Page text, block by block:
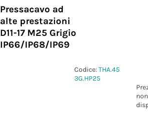
Pressacavo ad
alte prestazioni
D11-17 M25 Grigio
IP66/IP68/IP69
Codice:THA.45
3G.HP25
non